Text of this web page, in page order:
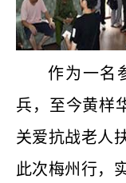
作为一名
兵，至今黄样
关爱抗战老人
此次梅州行，